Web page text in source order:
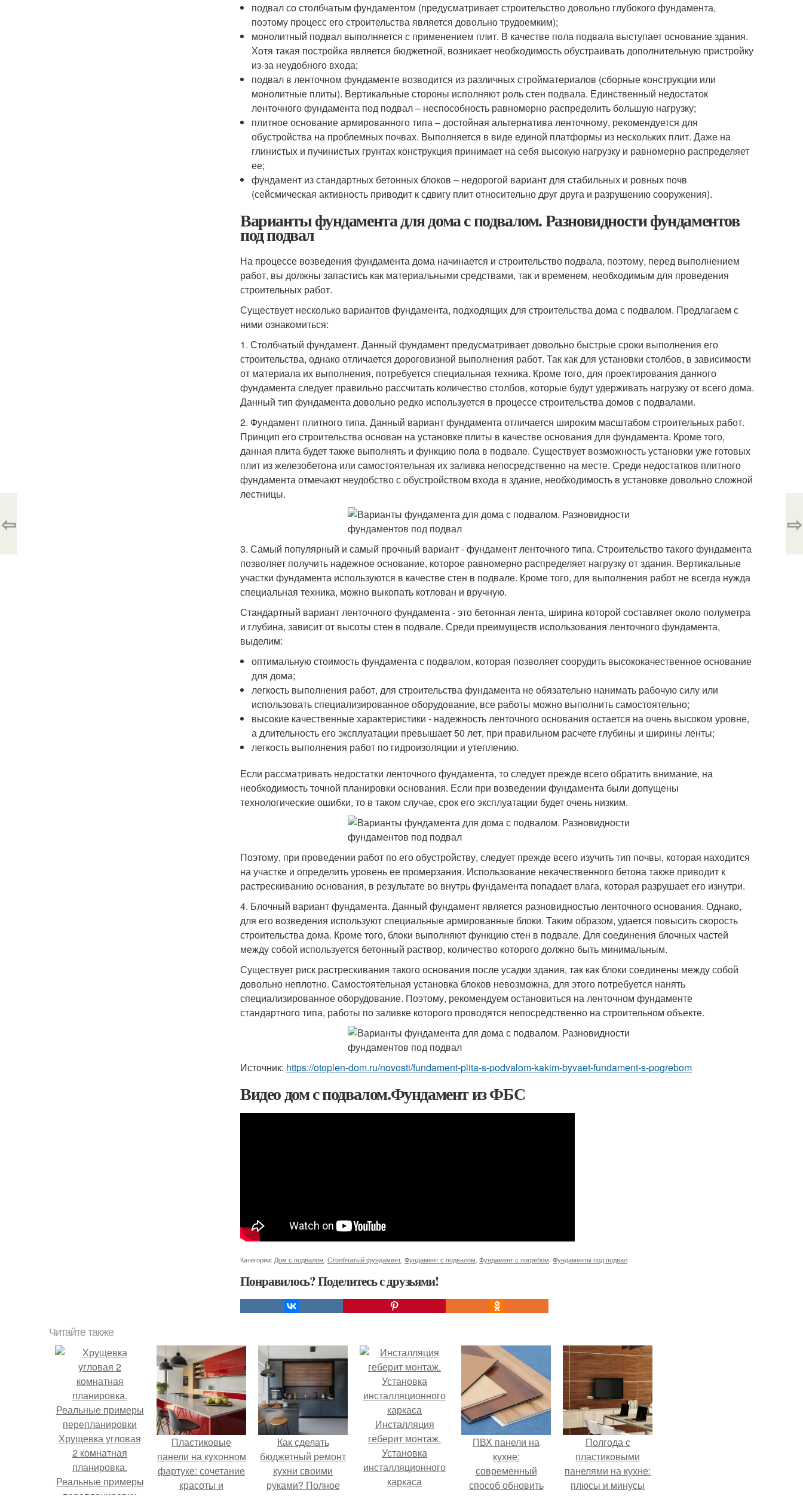
подвал со столбчатым фундаментом (предусматривает строительство довольно глубокого фундамента,
поэтому процесс его строительства является довольно трудоемким);
монолитный подвал выполняется с применением плит. В качестве пола подвала выступает основание здания.
Хотя такая постройка является бюджетной, возникает необходимость обустраивать дополнительную пристройку
из-за неудобного входа;
подвал в ленточном фундаменте возводится из различных стройматериалов (сборные конструкции или
монолитные плиты). Вертикальные стороны исполняют роль стен подвала. Единственный недостаток
ленточного фундамента под подвал – неспособность равномерно распределить большую нагрузку;
плитное основание армированного типа – достойная альтернатива ленточному, рекомендуется для
обустройства на проблемных почвах. Выполняется в виде единой платформы из нескольких плит. Даже на
глинистых и пучинистых грунтах конструкция принимает на себя высокую нагрузку и равномерно распределяет
ее;
фундамент из стандартных бетонных блоков – недорогой вариант для стабильных и ровных почв
(сейсмическая активность приводит к сдвигу плит относительно друг друга и разрушению сооружения).
Варианты фундамента для дома с подвалом. Разновидности фундаментов
под подвал
На процессе возведения фундамента дома начинается и строительство подвала, поэтому, перед выполнением
работ, вы должны запастись как материальными средствами, так и временем, необходимым для проведения
строительных работ.
Существует несколько вариантов фундамента, подходящих для строительства дома с подвалом. Предлагаем с
ними ознакомиться:
1. Столбчатый фундамент. Данный фундамент предусматривает довольно быстрые сроки выполнения его
строительства, однако отличается дороговизной выполнения работ. Так как для установки столбов, в зависимости
от материала их выполнения, потребуется специальная техника. Кроме того, для проектирования данного
фундамента следует правильно рассчитать количество столбов, которые будут удерживать нагрузку от всего дома.
Данный тип фундамента довольно редко используется в процессе строительства домов с подвалами.
2. Фундамент плитного типа. Данный вариант фундамента отличается широким масштабом строительных работ.
Принцип его строительства основан на установке плиты в качестве основания для фундамента. Кроме того,
данная плита будет также выполнять и функцию пола в подвале. Существует возможность установки уже готовых
плит из железобетона или самостоятельная их заливка непосредственно на месте. Среди недостатков плитного
фундамента отмечают неудобство с обустройством входа в здание, необходимость в установке довольно сложной
лестницы.
3. Самый популярный и самый прочный вариант - фундамент ленточного типа. Строительство такого фундамента
позволяет получить надежное основание, которое равномерно распределяет нагрузку от здания. Вертикальные
участки фундамента используются в качестве стен в подвале. Кроме того, для выполнения работ не всегда нужда
специальная техника, можно выкопать котлован и вручную.
Стандартный вариант ленточного фундамента - это бетонная лента, ширина которой составляет около полуметра
и глубина, зависит от высоты стен в подвале. Среди преимуществ использования ленточного фундамента,
выделим:
оптимальную стоимость фундамента с подвалом, которая позволяет соорудить высококачественное основание
для дома;
легкость выполнения работ, для строительства фундамента не обязательно нанимать рабочую силу или
использовать специализированное оборудование, все работы можно выполнить самостоятельно;
высокие качественные характеристики - надежность ленточного основания остается на очень высоком уровне,
а длительность его эксплуатации превышает 50 лет, при правильном расчете глубины и ширины ленты;
легкость выполнения работ по гидроизоляции и утеплению.
Если рассматривать недостатки ленточного фундамента, то следует прежде всего обратить внимание, на
необходимость точной планировки основания. Если при возведении фундамента были допущены
технологические ошибки, то в таком случае, срок его эксплуатации будет очень низким.
Поэтому, при проведении работ по его обустройству, следует прежде всего изучить тип почвы, которая находится
на участке и определить уровень ее промерзания. Использование некачественного бетона также приводит к
растрескиванию основания, в результате во внутрь фундамента попадает влага, которая разрушает его изнутри.
4. Блочный вариант фундамента. Данный фундамент является разновидностью ленточного основания. Однако,
для его возведения используют специальные армированные блоки. Таким образом, удается повысить скорость
строительства дома. Кроме того, блоки выполняют функцию стен в подвале. Для соединения блочных частей
между собой используется бетонный раствор, количество которого должно быть минимальным.
Существует риск растрескивания такого основания после усадки здания, так как блоки соединены между собой
довольно неплотно. Самостоятельная установка блоков невозможна, для этого потребуется нанять
специализированное оборудование. Поэтому, рекомендуем остановиться на ленточном фундаменте
стандартного типа, работы по заливке которого проводятся непосредственно на строительном объекте.
Источник: https://otoplen-dom.ru/novosti/fundament-plita-s-podvalom-kakim-byvaet-fundament-s-pogrebom
Видео дом с подвалом.Фундамент из ФБС
Категории: Дом с подвалом Столбчатый фундамент Фундамент с подвалом Фундамент с погребом Фундаменты под подвал
Понравилось? Поделитесь с друзьями!
⇦ ⇨
Читайте также
Хрущевка угловая
2 комнатная
планировка.
Реальные примеры
Пластиковые
панели на кухонном
фартуке: сочетание
красоты и
Как сделать
бюджетный ремонт
кухни своими
руками? Полное
Инсталляция
геберит монтаж.
Установка
инсталляционного
каркаса
ПВХ панели на
кухне:
современный
способ обновить
Полгода с
пластиковыми
панелями на кухне:
плюсы и минусы